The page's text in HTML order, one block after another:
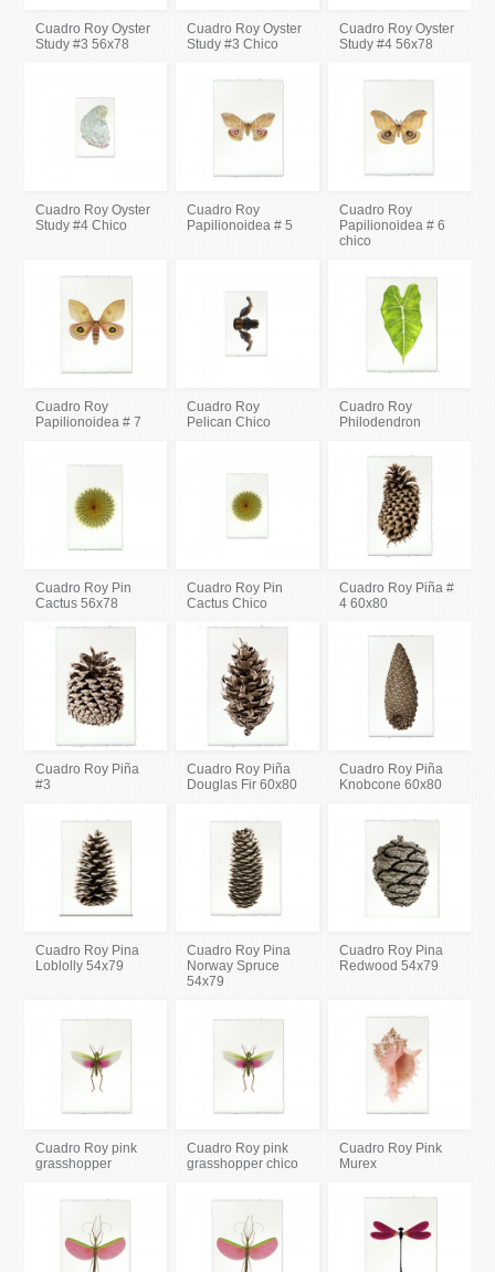
Cuadro Roy Oyster
Study #3 56x78
Cuadro Roy Oyster
Study #3 Chico
Cuadro Roy Oyster
Study #4 56x78
Cuadro Roy Oyster
Study #4 Chico
Cuadro Roy
Papilionoidea # 5
Cuadro Roy
Papilionoidea # 6
chico
Cuadro Roy
Papilionoidea # 7
Cuadro Roy
Pelican Chico
Cuadro Roy
Philodendron
Cuadro Roy Pin
Cactus 56x78
Cuadro Roy Pin
Cactus Chico
Cuadro Roy Piña #
4 60x80
Cuadro Roy Piña
#3
Cuadro Roy Piña
Douglas Fir 60x80
Cuadro Roy Piña
Knobcone 60x80
Cuadro Roy Pina
Loblolly 54x79
Cuadro Roy Pina
Norway Spruce
54x79
Cuadro Roy Pina
Redwood 54x79
Cuadro Roy pink
grasshopper
Cuadro Roy pink
grasshopper chico
Cuadro Roy Pink
Murex